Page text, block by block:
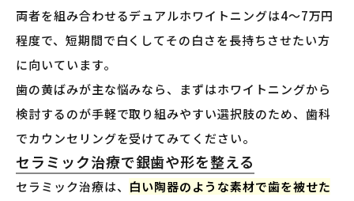
両者を組み合わせるデュアルホワイトニングは4〜7万円
程度で、短期間で白くしてその白さを長持ちさせたい方
に向いています。
歯の黄ばみが主な悩みなら、まずはホワイトニングから
検討するのが手軽で取り組みやすい選択肢のため、歯科
でカウンセリングを受けてみてください。
セラミック治療で銀歯や形を整える
セラミック治療は、 白い陶器のような素材で歯を被せた